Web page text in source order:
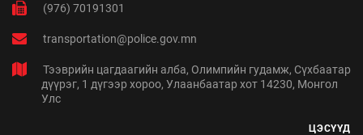
(976) 70191301
transportation@police.gov.mn
Тээврийн цагдаагийн алба, Олимпийн гудамж, Сүхбаатар
дүүрэг, 1 дүгээр хороо, Улаанбаатар хот 14230, Монгол
Улс
ЦЭСҮҮД